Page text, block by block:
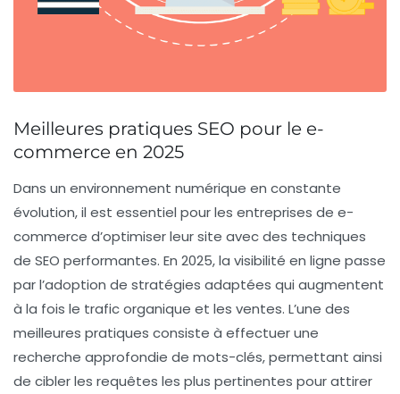
Meilleures pratiques SEO pour le e-
commerce en 2025
Dans un environnement numérique en constante
évolution, il est essentiel pour les entreprises de e-
commerce d’optimiser leur site avec des techniques
de SEO performantes. En 2025, la visibilité en ligne passe
par l’adoption de stratégies adaptées qui augmentent
à la fois le trafic organique et les ventes. L’une des
meilleures pratiques consiste à effectuer une
recherche approfondie de mots-clés, permettant ainsi
de cibler les requêtes les plus pertinentes pour attirer